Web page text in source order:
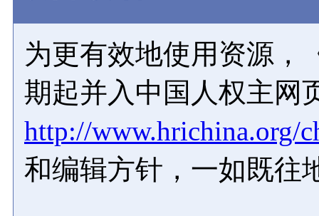
为更有效地使用资源，
期起并入中国人权主网
http://www.hrichina.org/
和编辑方针，一如既往